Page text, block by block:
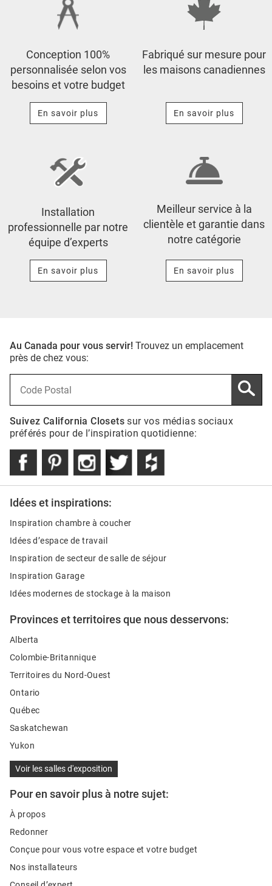
Conception 100%
personnalisée selon vos
besoins et votre budget
En savoir plus
Fabriqué sur mesure pour
les maisons canadiennes
En savoir plus
Installation
professionnelle par notre
équipe d’experts
En savoir plus
Meilleur service à la
clientèle et garantie dans
notre catégorie
En savoir plus
Au Canada pour vous servir! Trouvez un emplacement
près de chez vous:
Suivez California Closets sur vos médias sociaux
préférés pour de l’inspiration quotidienne:
Idées et inspirations:
Inspiration chambre à coucher
Idées d’espace de travail
Inspiration de secteur de salle de séjour
Inspiration Garage
Idées modernes de stockage à la maison
Provinces et territoires que nous desservons:
Alberta
Colombie-Britannique
Territoires du Nord‑Ouest
Ontario
Québec
Saskatchewan
Yukon
Voir les salles d'exposition
Pour en savoir plus à notre sujet:
À propos
Redonner
Conçue pour vous votre espace et votre budget
Nos installateurs